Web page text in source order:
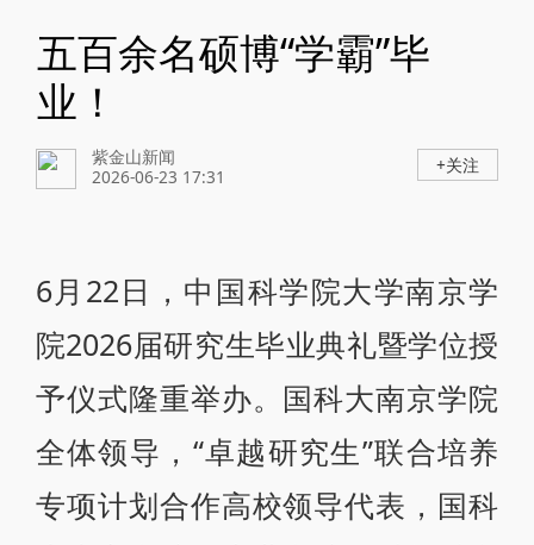
五百余名硕博“学霸”毕
业！
紫金山新闻
2026-06-23 17:31
+关注
6月22日，中国科学院大学南京学
院2026届研究生毕业典礼暨学位授
予仪式隆重举办。国科大南京学院
全体领导，“卓越研究生”联合培养
专项计划合作高校领导代表，国科